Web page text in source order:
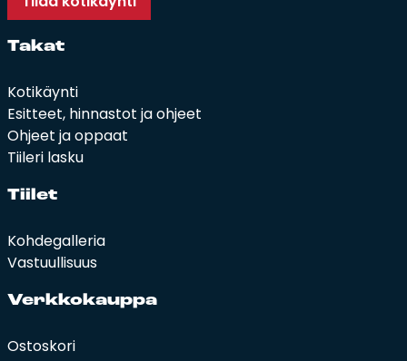
Ta­kat
Kotikäynti
Esitteet, hinnastot ja ohjeet
Ohjeet ja oppaat
Tiileri lasku
Tii­let
Kohdegalleria
Vastuullisuus
Verk­ko­kaup­pa
Ostoskori